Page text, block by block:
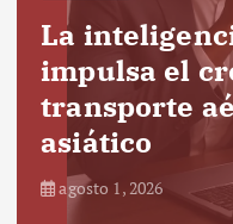
La
impulsa el
transporte
asiático
agosto 1, 2026